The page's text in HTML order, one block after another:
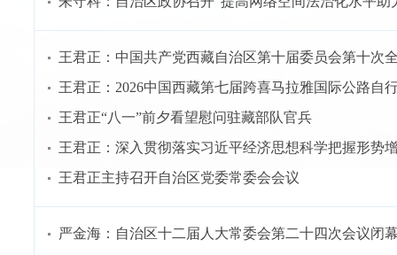
王君正：中国共产党西藏自治区第十届委员会第十次
王君正：2026中国西藏第七届跨喜马拉雅国际公路自
王君正“八一”前夕看望慰问驻藏部队官兵
王君正：深入贯彻落实习近平经济思想科学把握形势
王君正主持召开自治区党委常委会会议
严金海：自治区十二届人大常委会第二十四次会议闭